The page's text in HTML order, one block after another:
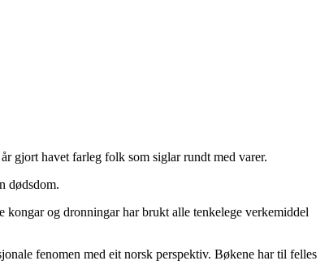
gjort havet farleg folk som siglar rundt med varer.
dødsdom.
og dronningar har brukt alle tenkelege verkemiddel
fenomen med eit norsk perspektiv. Bøkene har til felles